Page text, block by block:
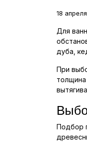
18
Для
дуба,
При
Подбор